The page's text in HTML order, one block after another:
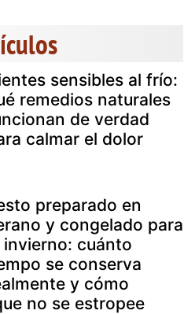
sensibles al frío:
remedios naturales
de verdad
calmar el dolor
preparado en
y congelado para
invierno: cuánto
se conserva
y cómo
no se estropee